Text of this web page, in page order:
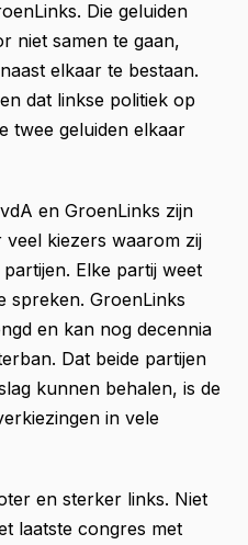
Die geluiden
niet samen te gaan,
elkaar te bestaan.
dat linkse politiek op
twee geluiden elkaar
en GroenLinks zijn
kiezers waarom zij
Elke partij weet
spreken. GroenLinks
en kan nog decennia
Dat beide partijen
kunnen behalen, is de
in vele
en sterker links. Niet
laatste congres met